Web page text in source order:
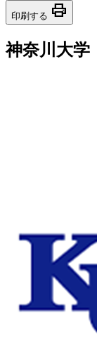
印刷する print
神奈川大学